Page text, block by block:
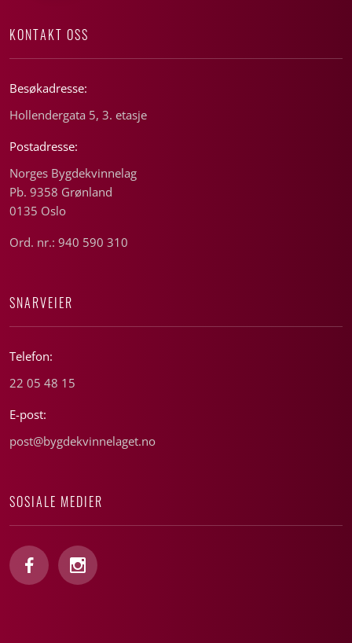
KONTAKT OSS
Besøkadresse:
Hollendergata 5, 3. etasje
Postadresse:
Norges Bygdekvinnelag
Pb. 9358 Grønland
0135 Oslo
Ord. nr.: 940 590 310
SNARVEIER
Telefon:
22 05 48 15
E-post:
post@bygdekvinnelaget.no
SOSIALE MEDIER